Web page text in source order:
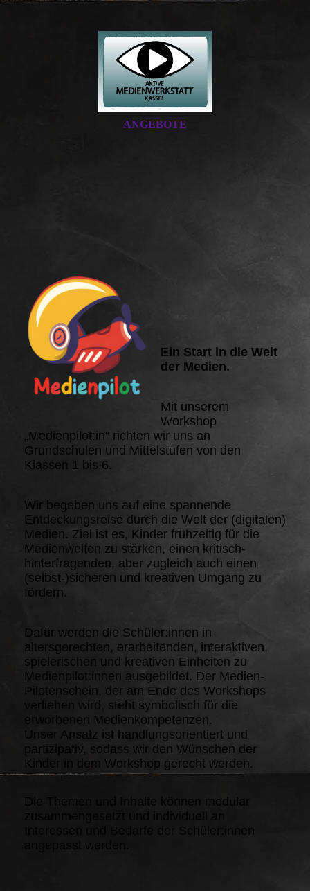
ANGEBOTE
Ein Start in die Welt
der Medien.
Mit unserem
Workshop
„Medienpilot:in“ richten wir uns an
Grundschulen und Mittelstufen von den
Klassen 1 bis 6.
Wir begeben uns auf eine spannende
Entdeckungsreise durch die Welt der (digitalen)
Medien. Ziel ist es, Kinder frühzeitig für die
Medienwelten zu stärken, einen kritisch-
hinterfragenden, aber zugleich auch einen
(selbst-)sicheren und kreativen Umgang zu
fördern.
Dafür werden die Schüler:innen in
altersgerechten, erarbeitenden, interaktiven,
spielerischen und kreativen Einheiten zu
Medienpilot:innen ausgebildet. Der Medien-
Pilotenschein, der am Ende des Workshops
verliehen wird, steht symbolisch für die
erworbenen Medienkompetenzen.
Unser Ansatz ist handlungsorientiert und
partizipativ, sodass wir den Wünschen der
Kinder in dem Workshop gerecht werden.
Die Themen und Inhalte können modular
zusammengesetzt und individuell an
Interessen und Bedarfe der Schüler:innen